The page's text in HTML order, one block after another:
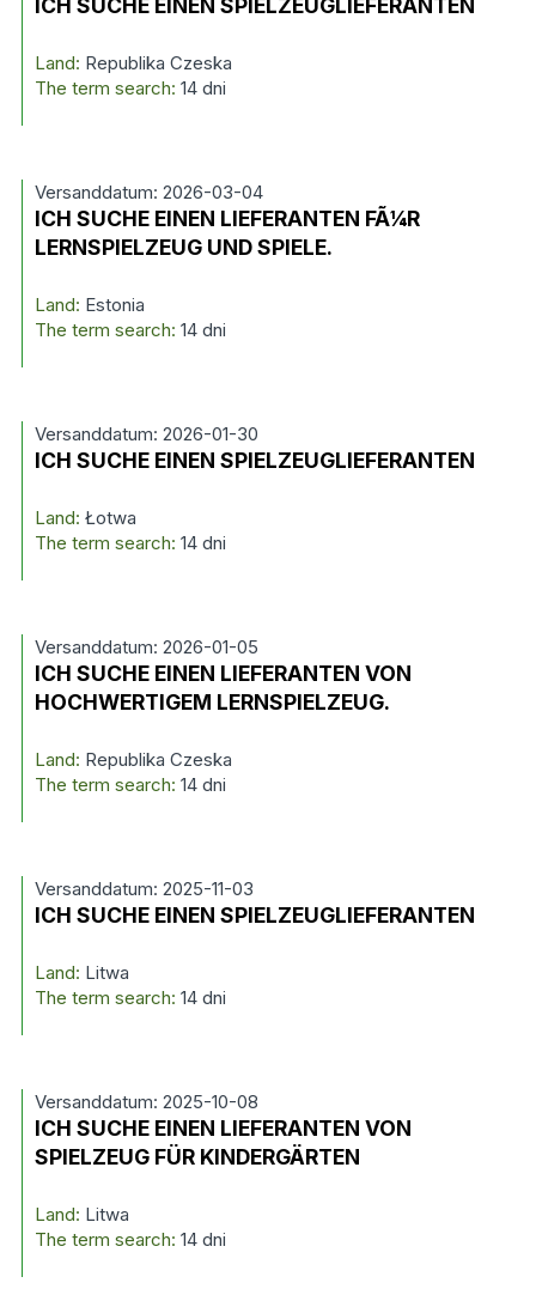
ICH SUCHE EINEN SPIELZEUGLIEFERANTEN
Land: Republika Czeska
The term search: 14 dni
Versanddatum: 2026-03-04
ICH SUCHE EINEN LIEFERANTEN FÃ¼R
LERNSPIELZEUG UND SPIELE.
Land: Estonia
The term search: 14 dni
Versanddatum: 2026-01-30
ICH SUCHE EINEN SPIELZEUGLIEFERANTEN
Land: Łotwa
The term search: 14 dni
Versanddatum: 2026-01-05
ICH SUCHE EINEN LIEFERANTEN VON
HOCHWERTIGEM LERNSPIELZEUG.
Land: Republika Czeska
The term search: 14 dni
Versanddatum: 2025-11-03
ICH SUCHE EINEN SPIELZEUGLIEFERANTEN
Land: Litwa
The term search: 14 dni
Versanddatum: 2025-10-08
ICH SUCHE EINEN LIEFERANTEN VON
SPIELZEUG FÜR KINDERGÄRTEN
Land: Litwa
The term search: 14 dni